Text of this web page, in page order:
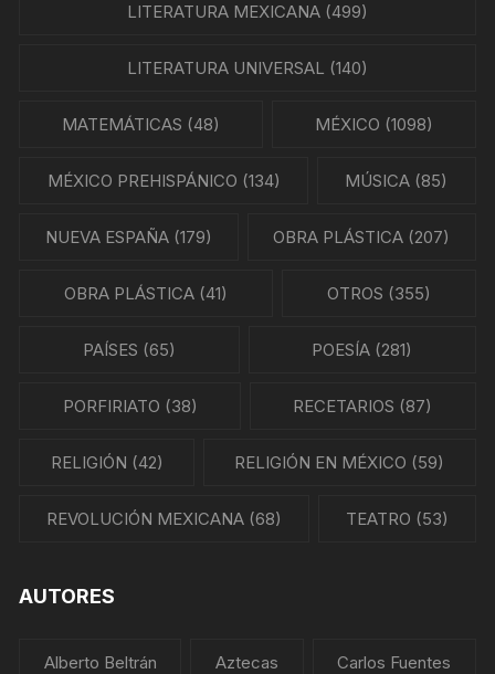
LITERATURA MEXICANA(499)
LITERATURA UNIVERSAL (140)
MATEMÁTICAS (48) MÉXICO (1098)
MÉXICO PREHISPÁNICO (134) MÚSICA (85)
NUEVA ESPAÑA(179) OBRA PLÁSTICA (207)
OBRA PLÁSTICA (41) OTROS (355)
PAÍSES (65) POESÍA (281)
PORFIRIATO (38) RECETARIOS (87)
RELIGIÓN (42) RELIGIÓN EN MÉXICO (59)
REVOLUCIÓN MEXICANA (68) TEATRO (53)
AUTORES
Alberto Beltrán Aztecas Carlos Fuentes